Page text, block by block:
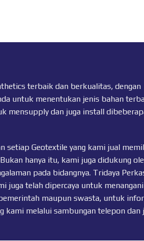
terbaik dan berkualitas, dengan
untuk menentukan jenis bahan
mensupply dan juga install
setiap Geotextileyang kami jual
hanya itu, kami juga didukung
pada bidangnya. Tridaya
juga telah dipercaya untuk menangani
maupun swasta, untuk
kami melalui sambungan telepon dan